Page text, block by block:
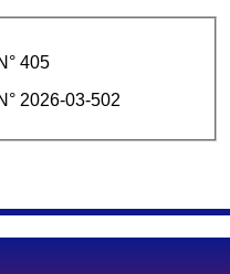
405
2026-03-502